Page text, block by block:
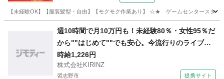
【未経験OK】【服装髪型・自由】【モクモク作業あり】 ☆★ ゲームセンタースタッ
勝田台駅 ゲームセンター
週10時間で月10万円も！未経験80％・女性95％だ
から""はじめて""でも安心。今流行りのライブ配
信を始めてみませんか？
時給1,226円
株式会社KIRINZ
習志野市 提携サイト